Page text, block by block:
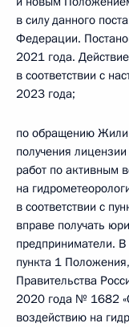
в силу данного
Федерации.
2021 года.
в соответствии с
2023 года;
по обращению
получения
работ по активным
на
в соответствии с
вправе получать
предприниматели. В
пункта 1
Правительства
2020 года № 1682
воздействию на